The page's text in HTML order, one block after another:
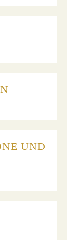
UND